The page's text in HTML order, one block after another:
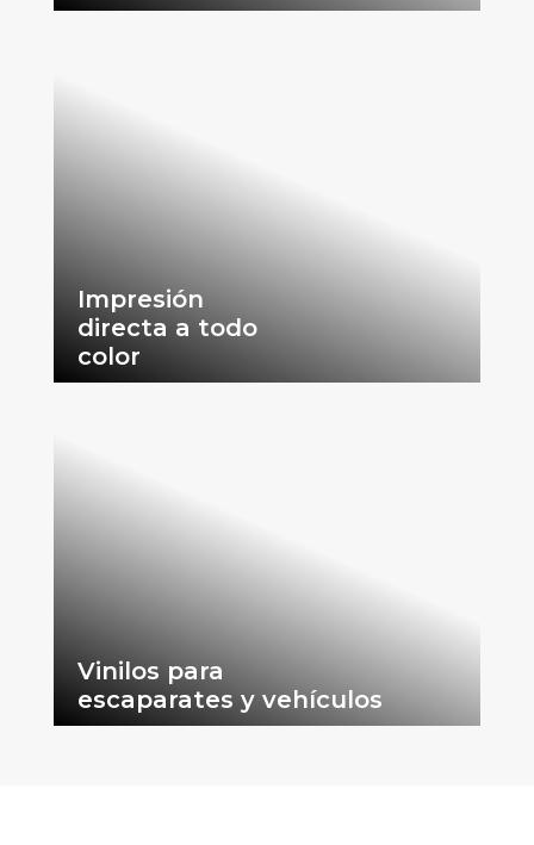
Impresión
directa a todo
color
Vinilos para
escaparates y vehículos